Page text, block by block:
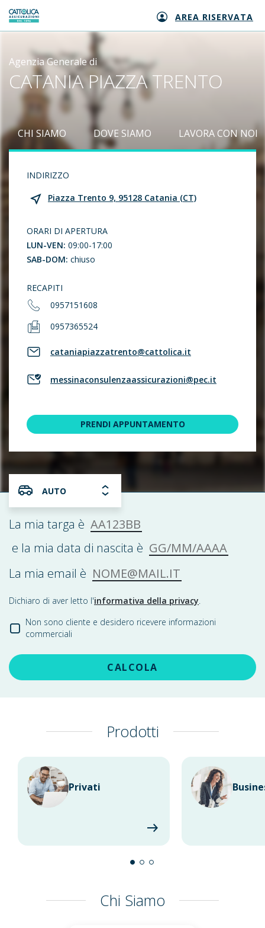
Generali logo AREA RISERVATA
Agenzia Generale di
CATANIA PIAZZA TRENTO
CHI SIAMO DOVE SIAMO LAVORA CON NOI
INDIRIZZO
Piazza Trento 9, 95128 Catania (CT)
ORARI DI APERTURA
LUN-VEN: 09:00-17:00
SAB-DOM: chiuso
RECAPITI
0957151608
0957365524
cataniapiazzatrento@cattolica.it
messinaconsulenzaassicurazioni@pec.it
PRENDI APPUNTAMENTO
AUTO
La mia targa è AA123BB
e la mia data di nascita è GG/MM/AAAA
La mia email è NOME@MAIL.IT
Dichiaro di aver letto l'informativa della privacy.
Non sono cliente e desidero ricevere informazioni
commerciali
CALCOLA
Prodotti
Privati
Chi Siamo